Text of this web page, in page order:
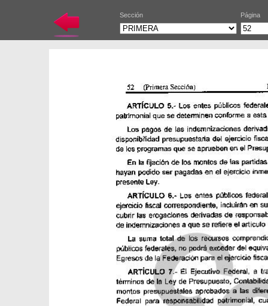
Sección Página